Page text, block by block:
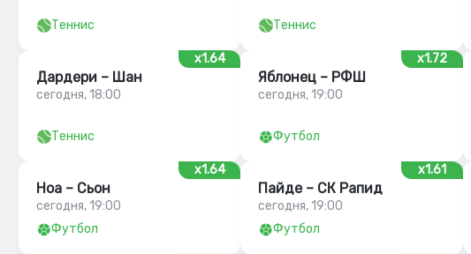
Теннис Теннис
x1.64
Дардери – Шан
сегодня, 18:00
Теннис
x1.72
Яблонец – РФШ
сегодня, 19:00
Футбол
x1.64
Ноа – Сьон
сегодня, 19:00
Футбол
x1.61
Пайде – СК Рапид
сегодня, 19:00
Футбол